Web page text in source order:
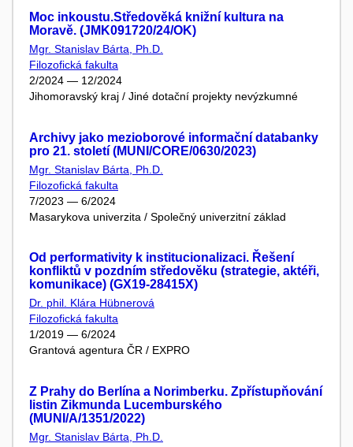
Moc inkoustu.Středověká knižní kultura na
Moravě. (JMK091720/24/OK)
Mgr. Stanislav Bárta, Ph.D.
Filozofická fakulta
2/2024 — 12/2024
Jihomoravský kraj / Jiné dotační projekty nevýzkumné
Archivy jako mezioborové informační databanky
pro 21. století (MUNI/CORE/0630/2023)
Mgr. Stanislav Bárta, Ph.D.
Filozofická fakulta
7/2023 — 6/2024
Masarykova univerzita / Společný univerzitní základ
Od performativity k institucionalizaci. Řešení
konfliktů v pozdním středověku (strategie, aktéři,
komunikace) (GX19-28415X)
Dr. phil. Klára Hübnerová
Filozofická fakulta
1/2019 — 6/2024
Grantová agentura ČR / EXPRO
Z Prahy do Berlína a Norimberku. Zpřístupňování
listin Zikmunda Lucemburského
(MUNI/A/1351/2022)
Mgr. Stanislav Bárta, Ph.D.